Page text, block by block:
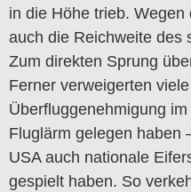
in die Höhe trieb.
auch die Reichweite des
Zum direkten Sprung
Ferner verweigerten
Überfluggenehmigung
Fluglärm gelegen haben
USA auch nationale
gespielt haben. So